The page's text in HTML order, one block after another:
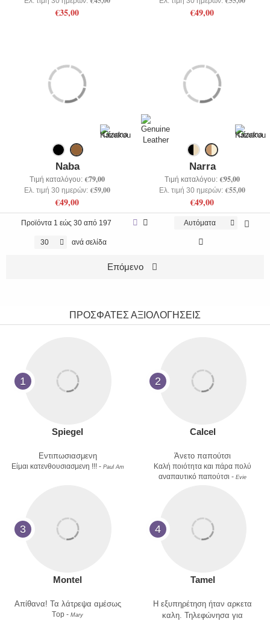
€35,00 €49,00
Naba
Τιμή καταλόγου: €79,00
Ελ. τιμή 30 ημερών: €59,00
€49,00
Narra
Τιμή καταλόγου: €95,00
Ελ. τιμή 30 ημερών: €55,00
€49,00
Προϊόντα1 εώς 30 από 197 Αυτόματα
30 ανά σελίδα
Επόμενο
ΠΡΟΣΦΑΤΕΣ ΑΞΙΟΛΟΓΗΣΕΙΣ
1
Spiegel
Εντιπωσιασμενη
Είμαι κατενθουσιασμενη !!! - Paul Am
2
Calcel
Άνετο παπούτσι
Καλή ποιότητα και πάρα πολύ
αναπαυτικό παπούτσι - Evie
3
Montel
Απίθανα! Τα λάτρεψα αμέσως
Τop - Μary
4
Tamel
Η εξυπηρέτηση ήταν αρκετα
καλη. Τηλεφώνησα για